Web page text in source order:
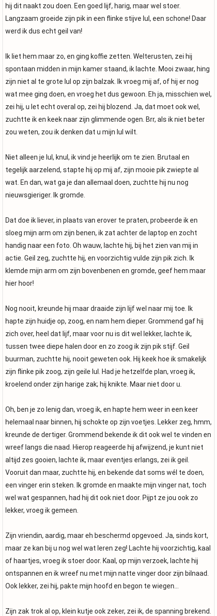
hij dit naakt zou doen. Een goed lijf, harig, maar wel stoer.
Langzaam groeide zijn pik in een flinke stijve lul, een schone! Daar
werd ik dus echt geil van!
Ik liet hem maar zo, en ging koffie zetten. Welterusten, zei hij
spontaan midden in mijn kamer staand, ik lachte. Mooi zwaar, hing
zijn niet al te grote lul op zijn balzak. Ik vroeg mij af, of hij er nog
wat mee ging doen, en vroeg het dus gewoon. Eh ja, misschien wel,
zei hij, u let echt overal op, zei hij blozend. Ja, dat moet ook wel,
zuchtte ik en keek naar zijn glimmende ogen. Brr, als ik niet beter
zou weten, zou ik denken dat u mijn lul wilt.
Niet alleen je lul, knul, ik vind je heerlijk om te zien. Brutaal en
tegelijk aarzelend, stapte hij op mij af, zijn mooie pik zwiepte al
wat. En dan, wat ga je dan allemaal doen, zuchtte hij nu nog
nieuwsgieriger. Ik gromde.
Dat doe ik liever, in plaats van erover te praten, probeerde ik en
sloeg mijn arm om zijn benen, ik zat achter de laptop en zocht
handig naar een foto. Oh wauw, lachte hij, bij het zien van mij in
actie. Geil zeg, zuchtte hij, en voorzichtig vulde zijn pik zich. Ik
klemde mijn arm om zijn bovenbenen en gromde, geef hem maar
hier hoor!
Nog nooit, kreunde hij maar draaide zijn lijf wel naar mij toe. Ik
hapte zijn huidje op, zoog, en nam hem dieper. Grommend gaf hij
zich over, heel dat lijf, maar voor nu is dit wel lekker, lachte ik,
tussen twee diepe halen door en zo zoog ik zijn pik stijf. Geil
buurman, zuchtte hij, nooit geweten ook. Hij keek hoe ik smakelijk
zijn flinke pik zoog, zijn geile lul. Had je hetzelfde plan, vroeg ik,
kroelend onder zijn harige zak; hij knikte. Maar niet door u.
Oh, ben je zo lenig dan, vroeg ik, en hapte hem weer in een keer
helemaal naar binnen, hij schokte op zijn voetjes. Lekker zeg, hmm,
kreunde de dertiger. Grommend bekende ik dit ook wel te vinden en
wreef langs die naad. Hierop reageerde hij afwijzend, je kunt niet
altijd zes gooien, lachte ik, maar eventjes erlangs, zei ik geil.
Vooruit dan maar, zuchtte hij, en bekende dat soms wél te doen,
een vinger erin steken. Ik gromde en maakte mijn vinger nat, toch
wel wat gespannen, had hij dit ook niet door. Pijpt ze jou ook zo
lekker, vroeg ik gemeen.
Zijn vriendin, aardig, maar eh beschermd opgevoed. Ja, sinds kort,
maar ze kan bij u nog wel wat leren zeg! Lachte hij voorzichtig, kaal
of haartjes, vroeg ik stoer door. Kaal, op mijn verzoek, lachte hij
ontspannen en ik wreef nu met mijn natte vinger door zijn bilnaad.
Ook lekker, zei hij, pakte mijn hoofd en begon te wiegen…
Zijn zak trok al op, klein kutje ook zeker, zei ik, de spanning brekend.